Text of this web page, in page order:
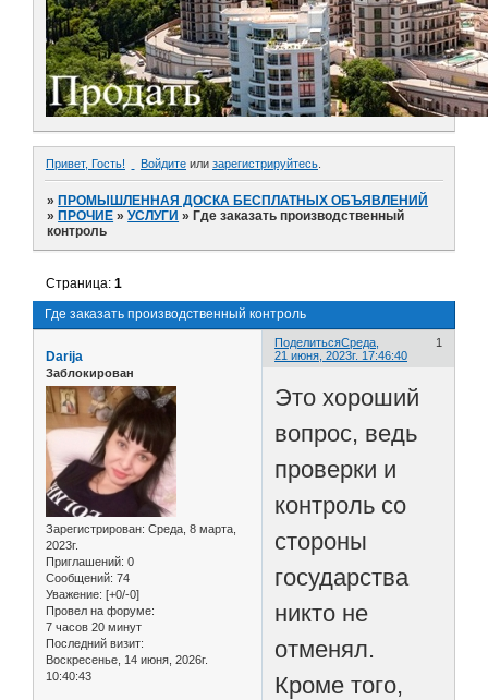
Привет, Гость! Войдите или зарегистрируйтесь
»ПРОМЫШЛЕННАЯ ДОСКА БЕСПЛАТНЫХ ОБЪЯВЛЕНИЙ
»ПРОЧИЕ »УСЛУГИ »Где заказать производственный
контроль
Где заказать производственный контроль
Страница:1
Поделиться 1
Среда,
21 июня, 2023г. 17:46:40
Darija
Заблокирован
Зарегистрирован: Среда, 8 марта,
2023г.
Приглашений: 0
Сообщений: 74
Уважение: [+0/-0]
Провел на форуме:
7 часов 20 минут
Последний визит:
Воскресенье, 14 июня, 2026г.
10:40:43
Это хороший
вопрос, ведь
проверки и
контроль со
стороны
государства
никто не
отменял.
Кроме того,